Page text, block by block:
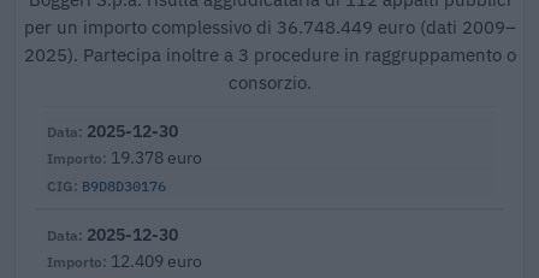
per un importo complessivo di 36.748.449 euro (dati 2009–
2025). Partecipa inoltre a 3 procedure in raggruppamento o
consorzio.
B9D8D30176
2025-12-30
19.378 euro
2025-12-30
12.409 euro